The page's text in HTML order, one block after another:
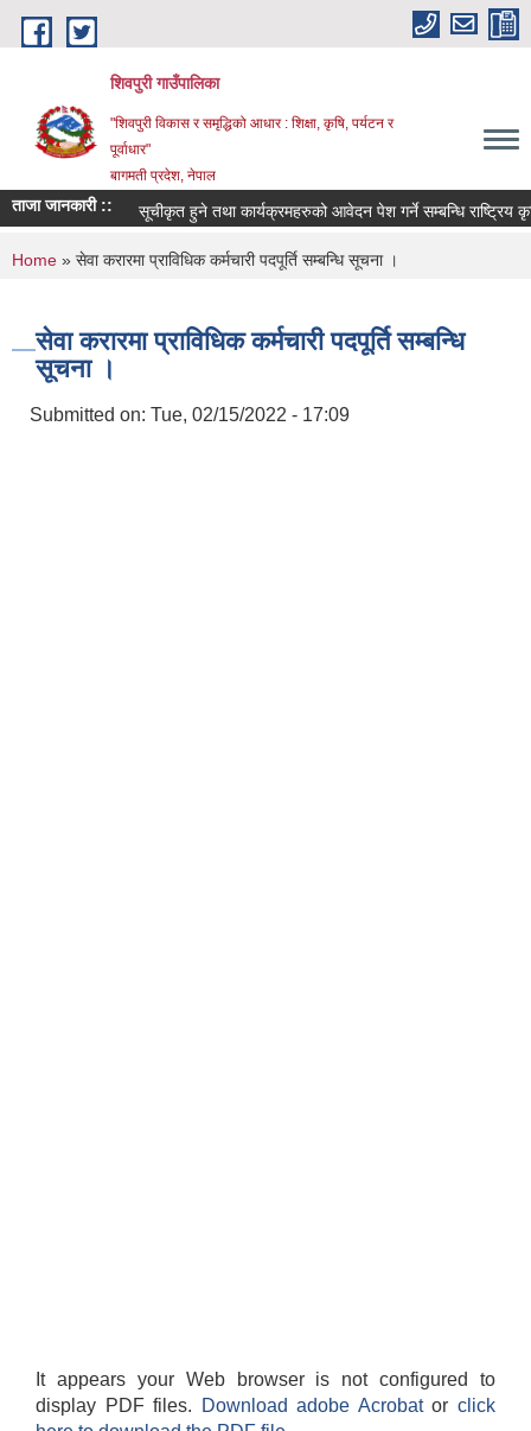
Skip to main content
शिवपुरी गाउँपालिका
"शिवपुरी विकास र समृद्धिको आधार : शिक्षा, कृषि, पर्यटन र
पूर्वाधार"
बागमती प्रदेश, नेपाल
ताजा जानकारी ::सूचीकृत हुने तथा कार्यक्रमहरुको आवेदन पेश गर्ने सम्बन्धि राष्ट्रिय कृषि
You are here
Home » सेवा करारमा प्राविधिक कर्मचारी पदपूर्ति सम्बन्धि सूचना ।
सेवा करारमा प्राविधिक कर्मचारी पदपूर्ति सम्बन्धि
सूचना ।
Submitted on: Tue, 02/15/2022 - 17:09
It appears your Web browser is not configured to
display PDF files.
Download adobe Acrobatorclick